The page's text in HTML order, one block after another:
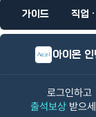
가이드 직업
아이온 인
로그인하고
출석보상 받으